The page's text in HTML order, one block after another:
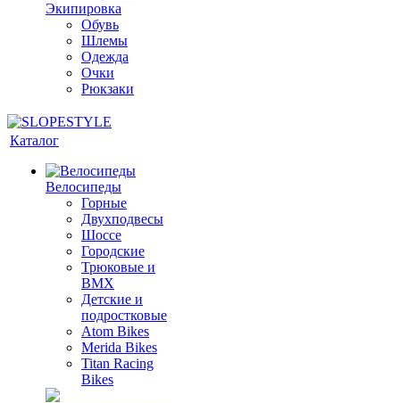
Экипировка
Обувь
Шлемы
Одежда
Очки
Рюкзаки
Каталог
Велосипеды
Горные
Двухподвесы
Шоссе
Городские
Трюковые и
BMX
Детские и
подростковые
Atom Bikes
Merida Bikes
Titan Racing
Bikes